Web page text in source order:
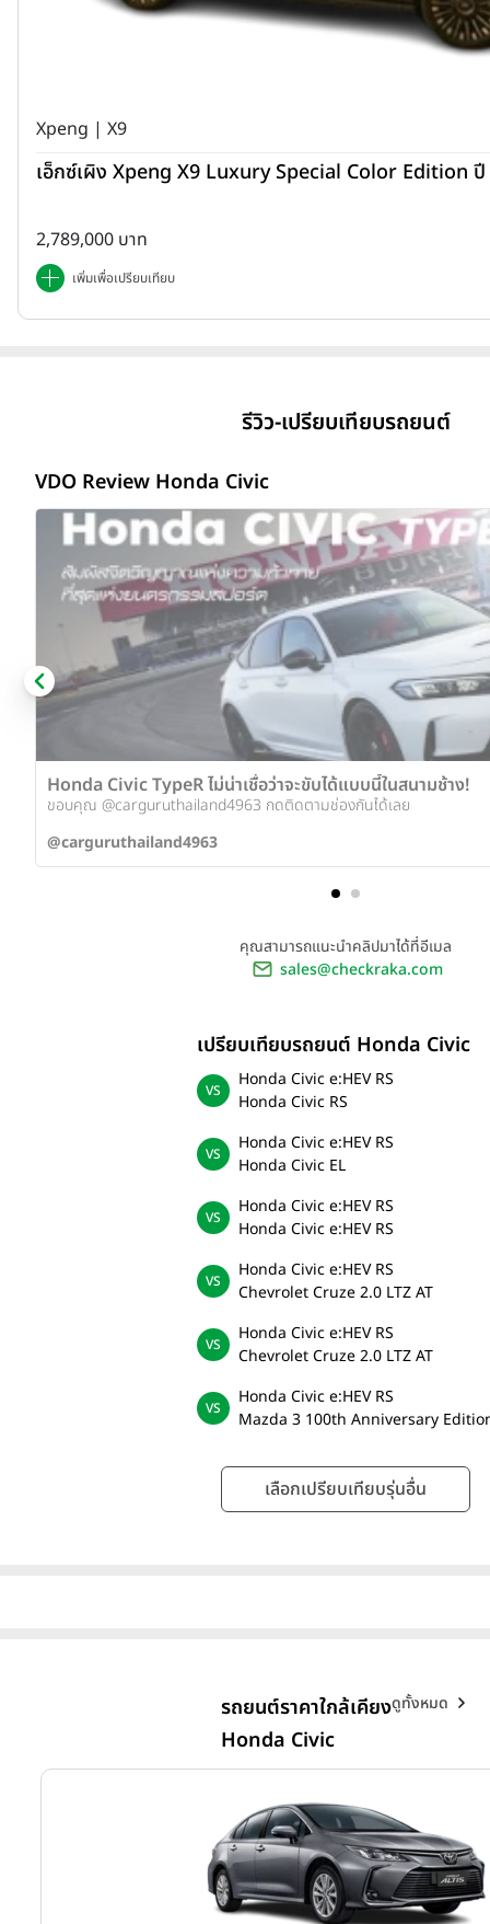
Xpeng | X9
เอ็กซ์เผิง Xpeng X9 Luxury Special Color Edition
2,789,000 บาท
เพิ่มเพื่อเปรียบเทียบ
รีวิว-เปรียบเทียบรถยนต์
VDO Review Honda Civic
Honda Civic TypeR ไม่น่าเชื่อว่าจะขับได้แบบนี้ในสนามช้าง!
ขอบคุณ @carguruthailand4963 กดติดตามช่องกันได้เลย
@carguruthailand4963
คุณสามารถแนะนำคลิปมาได้ที่อีเมล
sales@checkraka.com
เปรียบเทียบรถยนต์ Honda Civic
Honda Civic e:HEV RS
Honda Civic RS
Honda Civic e:HEV RS
Honda Civic EL
Honda Civic e:HEV RS
Honda Civic e:HEV RS
Honda Civic e:HEV RS
Chevrolet Cruze 2.0 LTZ AT
Honda Civic e:HEV RS
Chevrolet Cruze 2.0 LTZ AT
Honda Civic e:HEV RS
Mazda 3 100th Anniversary
เลือกเปรียบเทียบรุ่นอื่น
รถยนต์ราคาใกล้เคียง
Honda Civic
ดูทั้งหมด